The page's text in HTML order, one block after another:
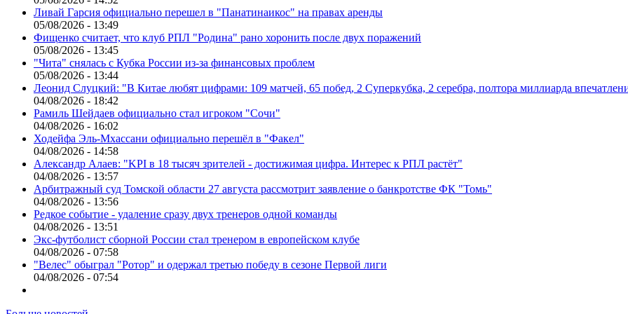
Ливай Гарсия официально перешел в "Панатинаикос" на правах аренды
05/08/2026 - 13:49
Фищенко считает, что клуб РПЛ "Родина" рано хоронить после двух поражений
05/08/2026 - 13:45
"Чита" снялась с Кубка России из-за финансовых проблем
05/08/2026 - 13:44
Леонид Слуцкий: "В Китае любят цифрами: 109 матчей, 65 побед, 2 Суперкубка, 2 серебра, полтора миллиарда
04/08/2026 - 18:42
Рамиль Шейдаев официально стал игроком "Сочи"
04/08/2026 - 16:02
Ходейфа Эль-Мхассани официально перешёл в "Факел"
04/08/2026 - 14:58
Александр Алаев: "KPI в 18 тысяч зрителей - достижимая цифра. Интерес к РПЛ растёт"
04/08/2026 - 13:57
Арбитражный суд Томской области 27 августа рассмотрит заявление о банкротстве ФК "Томь"
04/08/2026 - 13:56
Редкое событие - удаление сразу двух тренеров одной команды
04/08/2026 - 13:51
Экс-футболист сборной России стал тренером в европейском клубе
04/08/2026 - 07:58
"Велес" обыграл "Ротор" и одержал третью победу в сезоне Первой лиги
04/08/2026 - 07:54